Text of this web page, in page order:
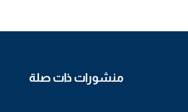
منشورات ذات صلة